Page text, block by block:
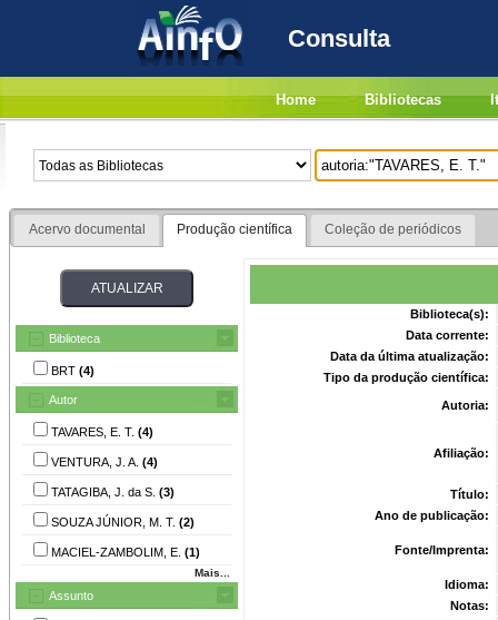
Consulta
Home Bibliotecas
Acervo documental Produção científica Coleção de periódicos
Biblioteca
BRT (4)
Autor
TAVARES, E. T. (4)
VENTURA, J. A. (4)
TATAGIBA, J. da S. (3)
SOUZA JÚNIOR, M. T. (2)
MACIEL-ZAMBOLIM, E. (1)
Mais...
Assunto
Biblioteca(s):
Data corrente:
Data da última atualização:
Tipo da produção científica:
Autoria:
Afiliação:
Título:
Ano de publicação:
Fonte/Imprenta:
Idioma:
Notas: